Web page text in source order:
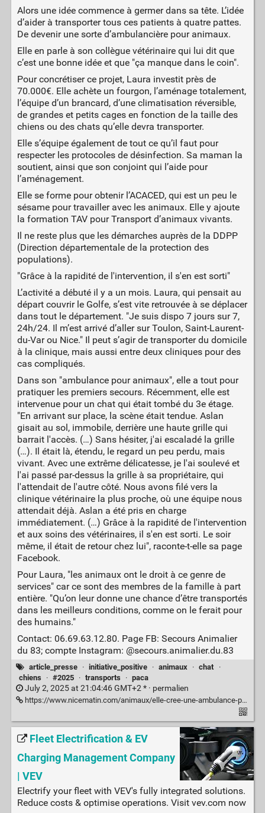
Alors une idée commence à germer dans sa tête. L’idée
d’aider à transporter tous ces patients à quatre pattes.
De devenir une sorte d’ambulancière pour animaux.
Elle en parle à son collègue vétérinaire qui lui dit que
c’est une bonne idée et que "ça manque dans le coin".
Pour concrétiser ce projet, Laura investit près de
70.000€. Elle achète un fourgon, l’aménage totalement,
l’équipe d’un brancard, d’une climatisation réversible,
de grandes et petits cages en fonction de la taille des
chiens ou des chats qu’elle devra transporter.
Elle s’équipe également de tout ce qu’il faut pour
respecter les protocoles de désinfection. Sa maman la
soutient, ainsi que son conjoint qui l’aide pour
l’aménagement.
Elle se forme pour obtenir l’ACACED, qui est un peu le
sésame pour travailler avec les animaux. Elle y ajoute
la formation TAV pour Transport d’animaux vivants.
Il ne reste plus que les démarches auprès de la DDPP
(Direction départementale de la protection des
populations).
"Grâce à la rapidité de l'intervention, il s'en est sorti"
L’activité a débuté il y a un mois. Laura, qui pensait au
départ couvrir le Golfe, s’est vite retrouvée à se déplacer
dans tout le département. "Je suis dispo 7 jours sur 7,
24h/24. Il m’est arrivé d’aller sur Toulon, Saint-Laurent-
du-Var ou Nice." Il peut s’agir de transporter du domicile
à la clinique, mais aussi entre deux cliniques pour des
cas compliqués.
Dans son "ambulance pour animaux", elle a tout pour
pratiquer les premiers secours. Récemment, elle est
intervenue pour un chat qui était tombé du 3e étage.
"En arrivant sur place, la scène était tendue. Aslan
gisait au sol, immobile, derrière une haute grille qui
barrait l'accès. (…) Sans hésiter, j'ai escaladé la grille
(…). Il était là, étendu, le regard un peu perdu, mais
vivant. Avec une extrême délicatesse, je l'ai soulevé et
l'ai passé par-dessus la grille à sa propriétaire, qui
l'attendait de l'autre côté. Nous avons filé vers la
clinique vétérinaire la plus proche, où une équipe nous
attendait déjà. Aslan a été pris en charge
immédiatement. (…) Grâce à la rapidité de l'intervention
et aux soins des vétérinaires, il s'en est sorti. Le soir
même, il était de retour chez lui", raconte-t-elle sa page
Facebook.
Pour Laura, "les animaux ont le droit à ce genre de
services" car ce sont des membres de la famille à part
entière. "Qu’on leur donne une chance d’être transportés
dans les meilleurs conditions, comme on le ferait pour
des humains."
Contact: 06.69.63.12.80. Page FB: Secours Animalier
du 83; compte Instagram: @secours.animalier.du.83
article_presse · initiative_positive · animaux · chat
·
chiens
· #2025 · transports · paca
July 2, 2025 at 21:04:46 GMT+2 * · permalien
https://www.nicematin.com/animaux/elle-cree-une-ambulance-pour-animaux-dans-le-var-pour-aider-les-proprietaires-de-chiens-et-de-chats-992534
Fleet Electrification & EV
Charging Management Company
| VEV
Electrify your fleet with VEV's fully integrated solutions.
Reduce costs & optimise operations. Visit vev.com now